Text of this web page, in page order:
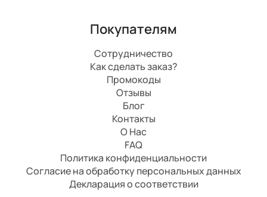
Покупателям
Сотрудничество
Как сделать заказ?
Промокоды
Отзывы
Блог
Контакты
О Нас
FAQ
Политика конфиденциальности
Согласие на обработку персональных данных
Декларация о соответствии